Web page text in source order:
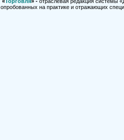
опробованных на практике и отражающих